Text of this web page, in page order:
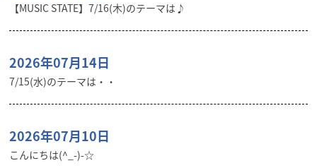
【MUSIC STATE】7/16(木)のテーマは♪
2026年07月14日
7/15(水)のテーマは・・
2026年07月10日
こんにちは(^_-)-☆